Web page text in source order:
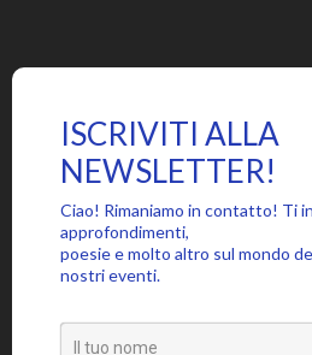
Meditazione tre suoni
Disinnescatemi – Thich Nhat Hanh
La chiave per non soffrire